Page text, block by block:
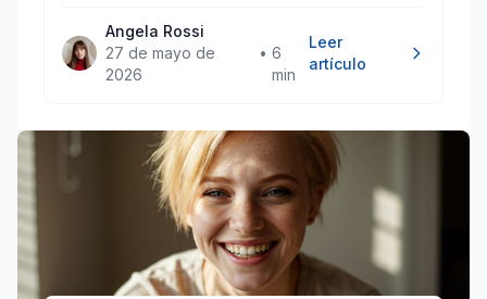
Angela Rossi
27 de mayo de
2026
• 6
min
Leer
artículo